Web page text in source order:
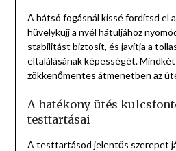
A hátsó fogásnál kissé fordítsd el
hüvelykujj a nyél hátuljához
stabilitást biztosít, és javítja a
eltalálásának képességét.
zökkenőmentes átmenetben az
A hatékony ütés
testtartásai
A testtartásod jelentős szerepet